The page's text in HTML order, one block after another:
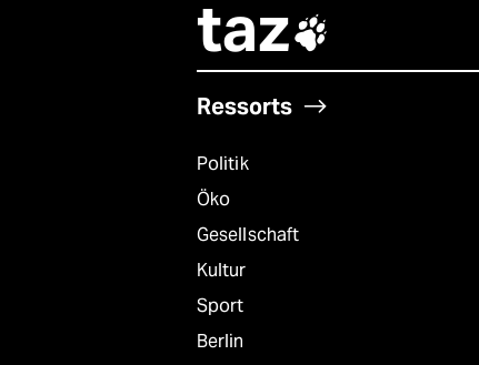
taz
Ressorts
Politik
Öko
Gesellschaft
Kultur
Sport
Berlin